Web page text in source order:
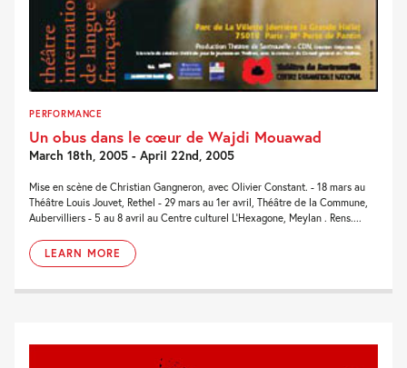
PERFORMANCE
Un obus dans le cœur de Wajdi Mouawad
March 18th, 2005 - April 22nd, 2005
Mise en scène de Christian Gangneron, avec Olivier Constant. - 18 mars au
Théâtre Louis Jouvet, Rethel - 29 mars au 1er avril, Théâtre de la Commune,
Aubervilliers - 5 au 8 avril au Centre culturel L'Hexagone, Meylan . Rens....
LEARN MORE